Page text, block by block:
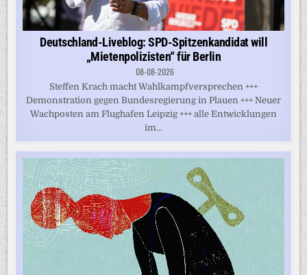
Deutschland-Liveblog: SPD-Spitzenkandidat will
„Mietenpolizisten“ für Berlin
08-08-2026
Steffen Krach macht Wahlkampfversprechen +++
Demonstration gegen Bundesregierung in Plauen +++ Neuer
Wachposten am Flughafen Leipzig +++ alle Entwicklungen
im...